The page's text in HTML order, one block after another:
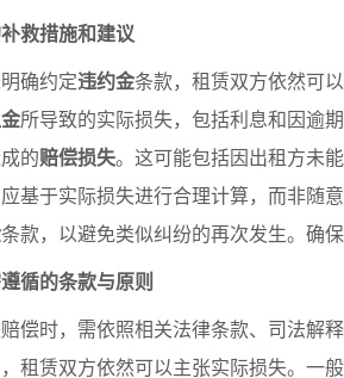
救措施和建议
确约定违约金条款，租赁双方依然可
所导致的实际损失，包括利息和因逾
的赔偿损失。这可能包括因出租方未
基于实际损失进行合理计算，而非随
条款，以避免类似纠纷的再次发生。确
循的条款与原则
偿时，需依照相关法律条款、司法解
租赁双方依然可以主张实际损失。一